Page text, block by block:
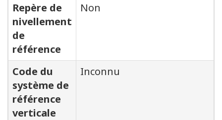
Repère de
nivellement
de
référence
Non
Code du
système de
référence
verticale
Inconnu